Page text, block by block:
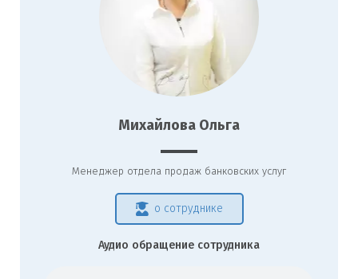
Михайлова Ольга
Менеджер отдела продаж банковских услуг
о сотруднике
Аудио обращение сотрудника